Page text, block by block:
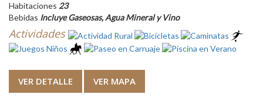
Habitaciones 23
Bebidas Incluye Gaseosas, Agua Mineral y Vino
Actividades
VER DETALLE VER MAPA